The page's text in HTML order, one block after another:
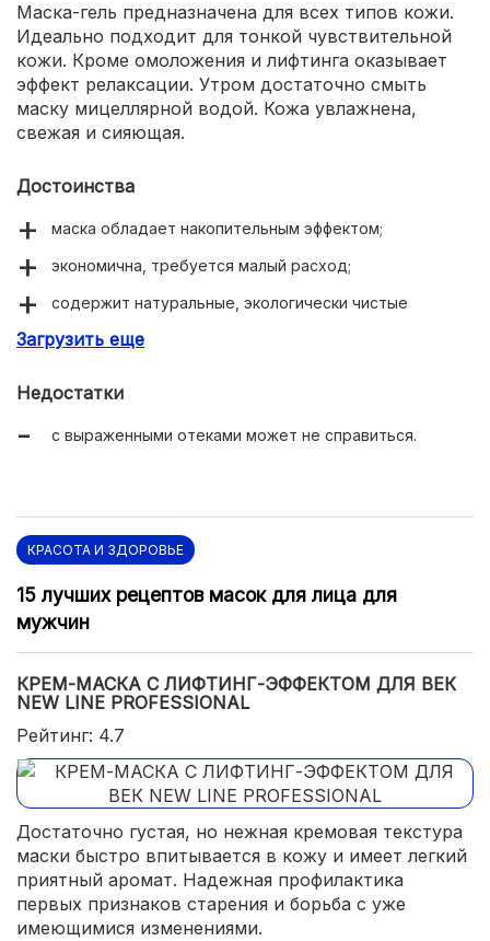
Маска-гель предназначена для всех типов кожи.
Идеально подходит для тонкой чувствительной
кожи. Кроме омоложения и лифтинга оказывает
эффект релаксации. Утром достаточно смыть
маску мицеллярной водой. Кожа увлажнена,
свежая и сияющая.
Достоинства
маска обладает накопительным эффектом;
экономична, требуется малый расход;
содержит натуральные, экологически чистые
приятный аромат.
Загрузить еще
Недостатки
с выраженными отеками может не справиться.
КРАСОТА И ЗДОРОВЬЕ
15 лучших рецептов масок для лица для
мужчин
КРЕМ-МАСКА С ЛИФТИНГ-ЭФФЕКТОМ ДЛЯ ВЕК
NEW LINE PROFESSIONAL
Рейтинг: 4.7
Достаточно густая, но нежная кремовая текстура
маски быстро впитывается в кожу и имеет легкий
приятный аромат. Надежная профилактика
первых признаков старения и борьба с уже
имеющимися изменениями.